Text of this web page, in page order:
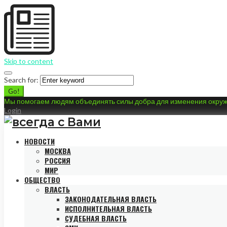
Skip to content
Search for:
Go!
Мы помогаем людям объединять силы добра для изменения
Login
НОВОСТИ
МОСКВА
РОССИЯ
МИР
ОБЩЕСТВО
ВЛАСТЬ
ЗАКОНОДАТЕЛЬНАЯ ВЛАСТЬ
ИСПОЛНИТЕЛЬНАЯ ВЛАСТЬ
СУДЕБНАЯ ВЛАСТЬ